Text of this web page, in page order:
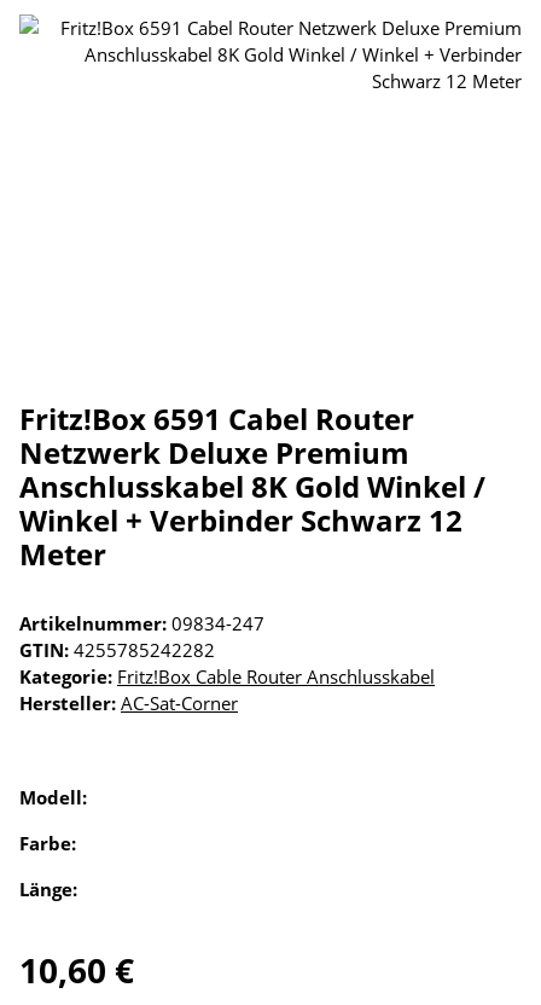
Fritz!Box 6591 Cabel Router
Netzwerk Deluxe Premium
Anschlusskabel 8K Gold Winkel /
Winkel + Verbinder Schwarz 12
Meter
Artikelnummer: 09834-247
GTIN: 4255785242282
Kategorie: Fritz!Box Cable Router Anschlusskabel
Hersteller: AC-Sat-Corner
Modell:
Farbe:
Länge:
10,60 €